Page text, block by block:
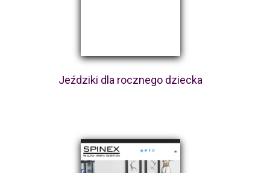
Jeździki dla rocznego dziecka